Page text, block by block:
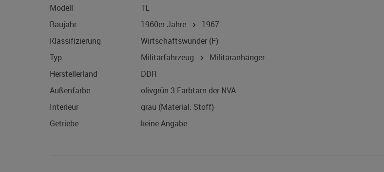
Modell
TL
Baujahr
1960er Jahre
1967
Klassifizierung
Wirtschaftswunder (F)
Typ
Militärfahrzeug
Militäranhänger
Herstellerland
DDR
Außenfarbe
olivgrün 3 Farbtarn der NVA
Interieur
grau (Material: Stoff)
Getriebe
keine Angabe